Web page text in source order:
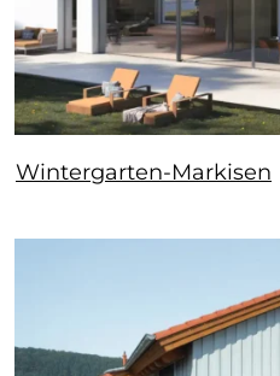
Wintergarten-Markisen